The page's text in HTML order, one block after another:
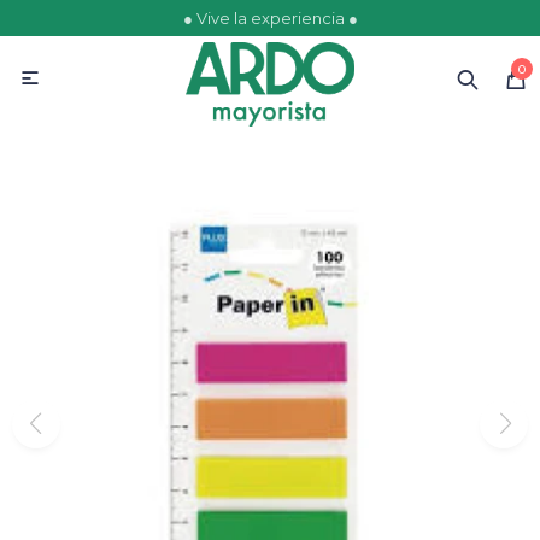
● Vive la experiencia ●
0
 Ofertas Escolares
Comestibles
Papelería
Juguetería